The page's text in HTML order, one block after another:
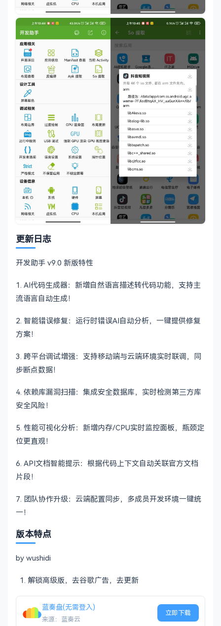
更新日志
开发助手 v9.0 新版特性
1. AI代码生成器：新增自然语言描述转代码功能，支持主
流语言自动生成！
2. 智能错误修复：运行时错误AI自动分析，一键提供修复
方案！
3. 跨平台调试增强：支持移动端与云端环境实时联调，同
步断点数据！
4. 依赖库漏洞扫描：集成安全数据库，实时检测第三方库
安全风险！
5. 性能可视化分析：新增内存/CPU实时监控面板，瓶颈定
位更直观！
6. API文档智能提示：根据代码上下文自动关联官方文档
片段！
7. 团队协作升级：云端配置同步，多成员开发环境一键统
一！
版本特点
by wushidi
解锁高级版，去谷歌广告，去更新
蓝奏盘(无需登入)
来源：蓝奏云
立即下载